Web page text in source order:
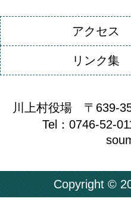
アクセス
リンク集
川上村役場 〒639-
Tel：0746-52-
Copyright ©